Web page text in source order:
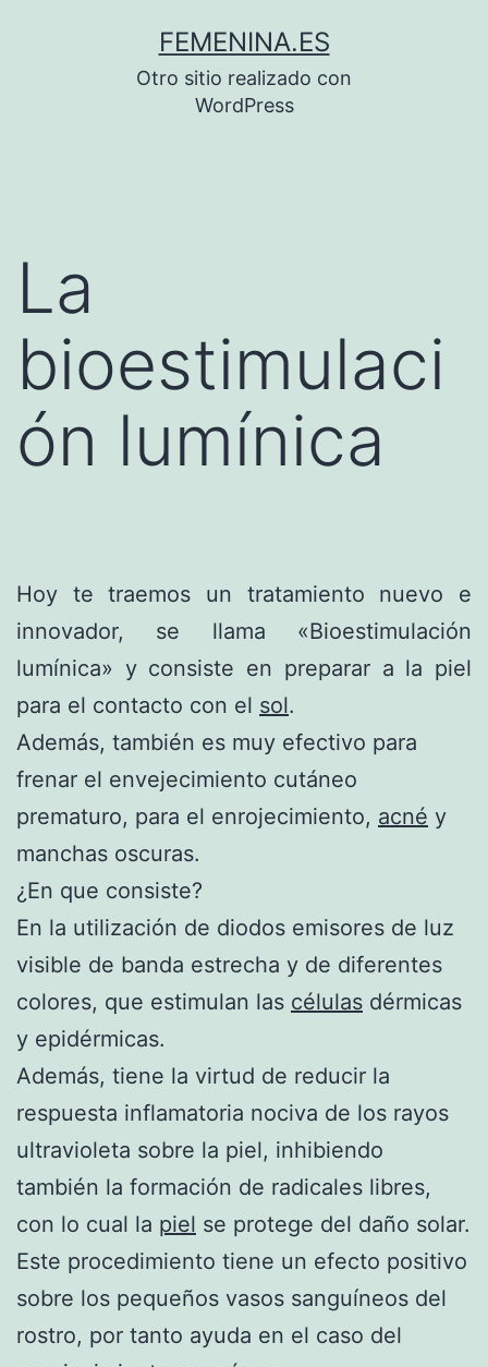
FEMENINA.ES
Otro sitio realizado con
WordPress
La
bioestimulaci
ón lumínica
Hoy te traemos un tratamiento nuevo e
innovador, se llama «Bioestimulación
lumínica» y consiste en preparar a la piel
para el contacto con el sol.
Además, también es muy efectivo para
frenar el envejecimiento cutáneo
prematuro, para el enrojecimiento, acné y
manchas oscuras.
¿En que consiste?
En la utilización de diodos emisores de luz
visible de banda estrecha y de diferentes
colores, que estimulan las células dérmicas
y epidérmicas.
Además, tiene la virtud de reducir la
respuesta inflamatoria nociva de los rayos
ultravioleta sobre la piel, inhibiendo
también la formación de radicales libres,
con lo cual la piel se protege del daño solar.
Este procedimiento tiene un efecto positivo
sobre los pequeños vasos sanguíneos del
rostro, por tanto ayuda en el caso del